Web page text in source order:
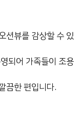
션뷰를 감상할 수 있
되어 가족들이 조용
끔한 편입니다.